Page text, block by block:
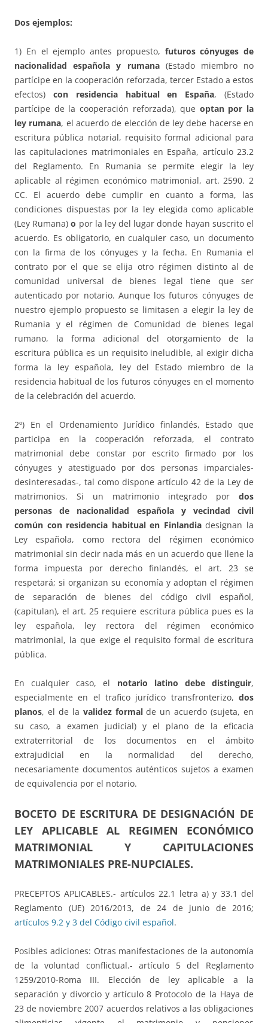
Dos ejemplos:
1) En el ejemplo antes propuesto, futuros cónyuges de
nacionalidad española y rumana(Estado miembro no
partícipe en la cooperación reforzada, tercer Estado a estos
efectos) con residencia habitual en España, (Estado
partícipe de la cooperación reforzada), que optan por la
ley rumana, el acuerdo de elección de ley debe hacerse en
escritura pública notarial, requisito formal adicional para
las capitulaciones matrimoniales en España, artículo 23.2
del Reglamento. En Rumania se permite elegir la ley
aplicable al régimen económico matrimonial, art. 2590. 2
CC. El acuerdo debe cumplir en cuanto a forma, las
condiciones dispuestas por la ley elegida como aplicable
(Ley Rumana)o por la ley del lugar donde hayan suscrito el
acuerdo. Es obligatorio, en cualquier caso, un documento
con la firma de los cónyuges y la fecha. En Rumania el
contrato por el que se elija otro régimen distinto al de
comunidad universal de bienes legal tiene que ser
autenticado por notario. Aunque los futuros cónyuges de
nuestro ejemplo propuesto se limitasen a elegir la ley de
Rumania y el régimen de Comunidad de bienes legal
rumano, la forma adicional del otorgamiento de la
escritura pública es un requisito ineludible, al exigir dicha
forma la ley española, ley del Estado miembro de la
residencia habitual de los futuros cónyuges en el momento
de la celebración del acuerdo.
2º) En el Ordenamiento Jurídico finlandés, Estado que
participa en la cooperación reforzada, el contrato
matrimonial debe constar por escrito firmado por los
cónyuges y atestiguado por dos personas imparciales-
desinteresadas-, tal como dispone artículo 42 de la Ley de
matrimonios. Si un matrimonio integrado por dos
personas de nacionalidad española y vecindad civil
común con residencia habitual en Finlandiadesignan la
Ley española, como rectora del régimen económico
matrimonial sin decir nada más en un acuerdo que llene la
forma impuesta por derecho finlandés, el art. 23 se
respetará; si organizan su economía y adoptan el régimen
de separación de bienes del código civil español,
(capitulan), el art. 25 requiere escritura pública pues es la
ley española, ley rectora del régimen económico
matrimonial, la que exige el requisito formal de escritura
pública.
En cualquier caso, el notario latino debe distinguir,
especialmente en el trafico jurídico transfronterizo, dos
planos, el de la validez formalde un acuerdo (sujeta, en
su caso, a examen judicial) y el plano de la eficacia
extraterritorial de los documentos en el ámbito
extrajudicial en la normalidad del derecho,
necesariamente documentos auténticos sujetos a examen
de equivalencia por el notario.
BOCETO DE ESCRITURA DE DESIGNACIÓN DE
LEY APLICABLE AL REGIMEN ECONÓMICO
MATRIMONIAL Y CAPITULACIONES
MATRIMONIALES PRE-NUPCIALES.
PRECEPTOS APLICABLES.- artículos 22.1 letra a) y 33.1 del
Reglamento (UE) 2016/2013, de 24 de junio de 2016;
artículos 9.2 y 3 del Código civil español.
Posibles adiciones: Otras manifestaciones de la autonomía
de la voluntad conflictual.- artículo 5 del Reglamento
1259/2010-Roma III. Elección de ley aplicable a la
separación y divorcio y artículo 8 Protocolo de la Haya de
23 de noviembre 2007 acuerdos relativos a las obligaciones